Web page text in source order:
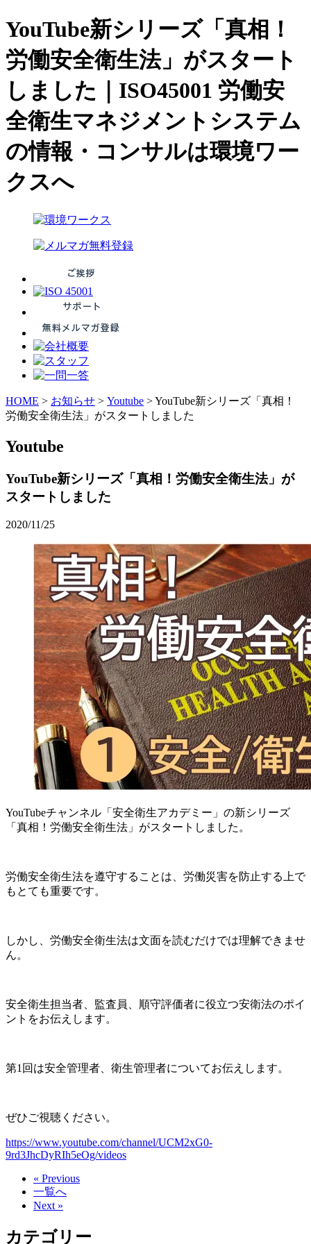
YouTube新シリーズ「真相！
労働安全衛生法」がスタート
しました｜ISO45001 労働安
全衛生マネジメントシステム
の情報・コンサルは環境ワー
クスへ
HOME > お知らせ > Youtube >YouTube新シリーズ「真相！
労働安全衛生法」がスタートしました
Youtube
YouTube新シリーズ「真相！労働安全衛生法」が
スタートしました
2020/11/25
YouTubeチャンネル「安全衛生アカデミー」の新シリーズ
「真相！労働安全衛生法」がスタートしました。
労働安全衛生法を遵守することは、労働災害を防止する上で
もとても重要です。
しかし、労働安全衛生法は文面を読むだけでは理解できませ
ん。
安全衛生担当者、監査員、順守評価者に役立つ安衛法のポイ
ントをお伝えします。
第1回は安全管理者、衛生管理者についてお伝えします。
ぜひご視聴ください。
https://www.youtube.com/channel/UCM2xG0-
9rd3JhcDyRIh5eOg/videos
« Previous
一覧へ
Next »
カテゴリー